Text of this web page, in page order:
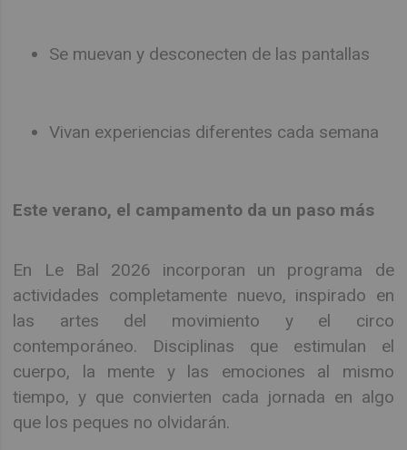
Se muevan y desconecten de las pantallas
Vivan experiencias diferentes cada semana
Este verano, el campamento da un paso más
En Le Bal 2026 incorporan un programa de
actividades completamente nuevo, inspirado en
las artes del movimiento y el circo
contemporáneo. Disciplinas que estimulan el
cuerpo, la mente y las emociones al mismo
tiempo, y que convierten cada jornada en algo
que los peques no olvidarán.